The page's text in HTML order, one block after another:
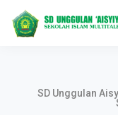
SD Unggulan